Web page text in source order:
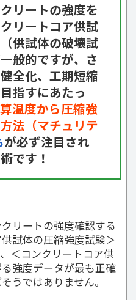
リートの強度を
リートコア供試
供試体の破壊試
般的ですが、さ
全化、工期短縮
指すにあたっ
温度から圧縮強
法（マチュリテ
が必ず注目され
です！
リートの強度確認する
試体の圧縮強度試験＞
＜コンクリートコア供
強度データが最も正確
うではありません。